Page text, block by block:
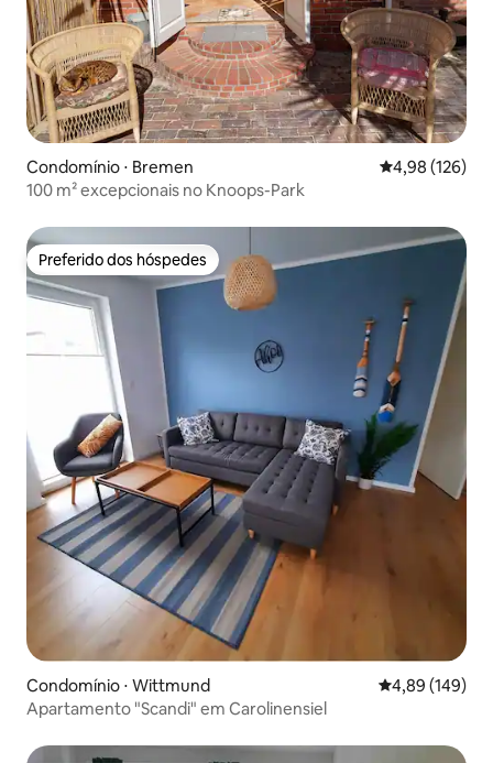
Condomínio ⋅ Bremen 4,98 de uma
4,98 (126)
100 m² excepcionais no Knoops-Park
Preferido dos hóspedes
Preferido dos hóspedes
Condomínio ⋅ Wittmund 4,89 de uma
4,89 (149)
Apartamento "Scandi" em Carolinensiel